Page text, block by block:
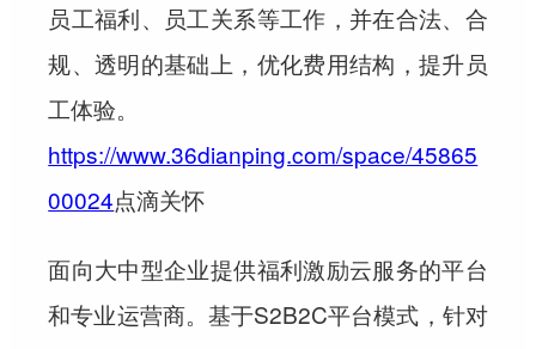
员工福利、员工关系等工作，并在合法、合
规、透明的基础上，优化费用结构，提升员
工体验。
https://www.36dianping.com/space/45865
00024点滴关怀
面向大中型企业提供福利激励云服务的平台
和专业运营商。基于S2B2C平台模式，针对